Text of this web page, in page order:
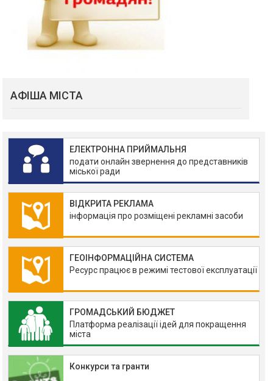
АФІША МІСТА
ЕЛЕКТРОННА ПРИЙМАЛЬНЯ
подати онлайн звернення до представників
міської ради
ВІДКРИТА РЕКЛАМА
інформація про розміщені рекламні засоби
ГЕОІНФОРМАЦІЙНА СИСТЕМА
Ресурс працює в режимі тестової експлуатації
ГРОМАДСЬКИЙ БЮДЖЕТ
Платформа реалізації ідей для покращення
міста
Конкурси та гранти